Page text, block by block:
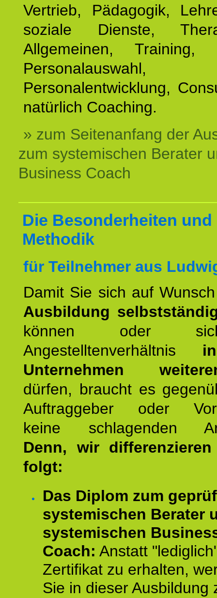
Vertrieb, Pädagogik,
soziale Dienste,
Allgemeinen, Training,
Personalauswahl,
Personalentwicklung,
natürlich Coaching.
» zum Seitenanfang der
zum systemischen Berater
Business Coach
Die Besonderheiten und
Methodik
für Teilnehmer aus
Damit Sie sich auf
Ausbildung
können oder
Angestelltenverhältnis
Unternehmen
dürfen, braucht es
Auftraggeber oder
keine schlagenden
Denn, wir
folgt:
Das Diplom zum
systemischen Berater
systemischen
Coach: Anstatt
Zertifikat zu erhalten,
Sie in dieser Ausbildung